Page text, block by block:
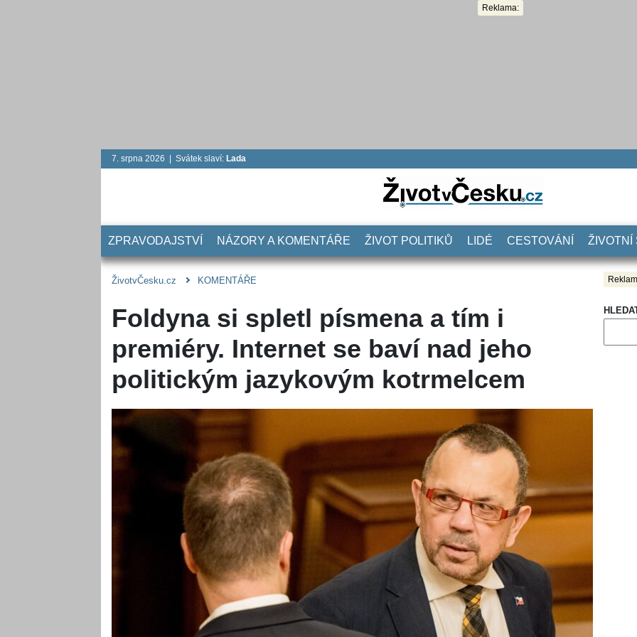
Reklama:
7. srpna 2026 | Svátek slaví: Lada
ZPRAVODAJSTVÍ NÁZORY A KOMENTÁŘE ŽIVOT POLITIKŮ LIDÉ CESTOVÁNÍ ŽIVOTNÍ
ŽivotvČesku.cz KOMENTÁŘE
Foldyna si spletl písmena a tím i
premiéry. Internet se baví nad jeho
politickým jazykovým kotrmelcem